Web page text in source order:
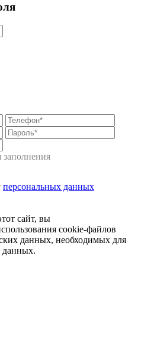
заполнения
персональных данных
сайт, вы
cookie-файлов
данных, необходимых для
данных.